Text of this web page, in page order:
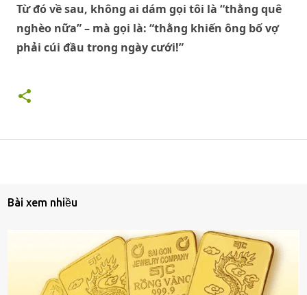
Từ đó về sau, không ai dám gọi tôi là “thằng quê
nghèo nữa” – mà gọi là: “thằng khiến ông bố vợ
phải cúi đầu trong ngày cưới!”
Bài xem nhiều